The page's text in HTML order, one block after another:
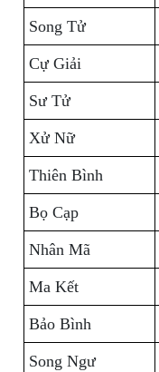
Song Tử
Cự Giải
Sư Tử
Xử Nữ
Thiên Bình
Bọ Cạp
Nhân Mã
Ma Kết
Bảo Bình
Song Ngư